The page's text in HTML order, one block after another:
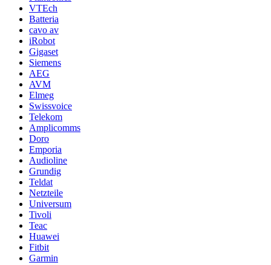
VTEch
Batteria
cavo av
iRobot
Gigaset
Siemens
AEG
AVM
Elmeg
Swissvoice
Telekom
Amplicomms
Doro
Emporia
Audioline
Grundig
Teldat
Netzteile
Universum
Tivoli
Teac
Huawei
Fitbit
Garmin